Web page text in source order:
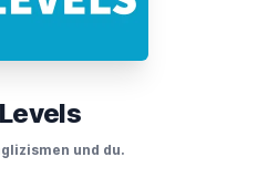
und du.